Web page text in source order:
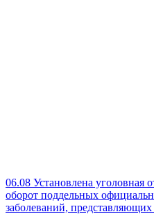
06.08 Установлена уголовная
оборот поддельных
заболеваний,